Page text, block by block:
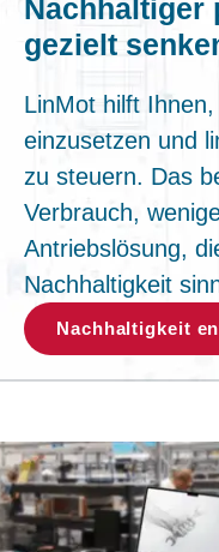
Nachhaltiger
gezielt
LinMot hilft
einzusetzen und
zu steuern. Das
Verbrauch,
Antriebslösung,
Nachhaltigkeit
Nachhaltigkeit